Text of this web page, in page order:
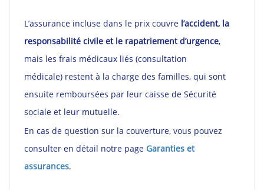
L’assurance incluse dans le prix couvre l’accident, la
responsabilité civile et le rapatriement d’urgence,
mais les frais médicaux liés (consultation
médicale) restent à la charge des familles, qui sont
ensuite remboursées par leur caisse de Sécurité
sociale et leur mutuelle.
En cas de question sur la couverture, vous pouvez
consulter en détail notre page Garanties et
assurances.